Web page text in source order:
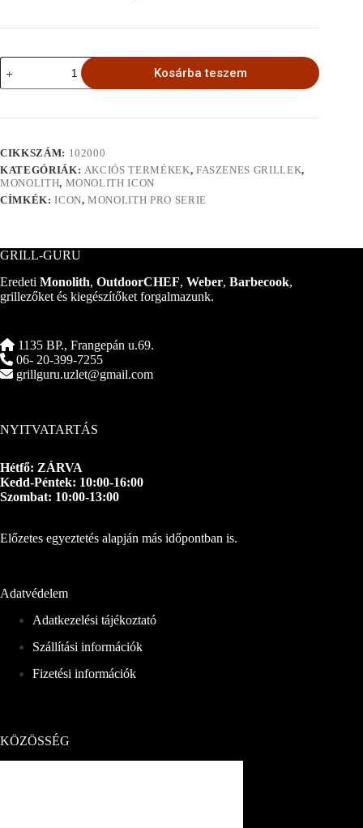
MONOLITH
Icon
grill
fekete
Kosárba teszem
CIKKSZÁM: 102000
KATEGÓRIÁK: AKCIÓS TERMÉKEK, FASZENES GRILLEK,
MONOLITH, MONOLITH ICON
CÍMKÉK:ICON,MONOLITH PRO SERIE
GRILL-GURU
Eredeti Monolith, OutdoorCHEF, Weber, Barbecook,
grillezőket és kiegészítőket forgalmazunk.
1135 BP., Frangepán u.69.
06- 20-399-7255
grillguru.uzlet@gmail.com
NYITVATARTÁS
Hétfő: ZÁRVA
Kedd-Péntek: 10:00-16:00
Szombat: 10:00-13:00
Előzetes egyeztetés alapján más időpontban is.
Adatvédelem
Adatkezelési tájékoztató
Szállítási információk
Fizetési információk
KÖZÖSSÉG